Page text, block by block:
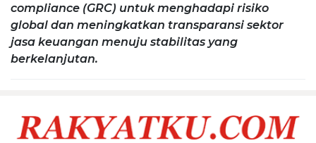
compliance (GRC) untuk menghadapi risiko
global dan meningkatkan transparansi sektor
jasa keuangan menuju stabilitas yang
berkelanjutan.